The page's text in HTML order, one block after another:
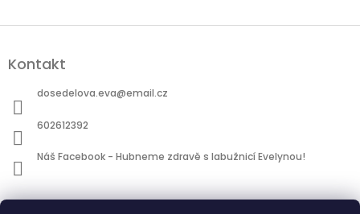
pKontakt
dosedelova.eva@email.cz
602612392
Náš Facebook - Hubneme zdravě s labužnicí Evelynou!